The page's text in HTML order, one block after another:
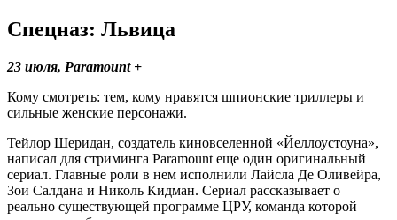
Спецназ: Львица
23 июля, Paramount +
Кому смотреть: тем, кому нравятся шпионские триллеры и
сильные женские персонажи.
Тейлор Шеридан, создатель киновселенной «Йеллоустоуна»,
написал для стриминга Paramount еще один оригинальный
сериал. Главные роли в нем исполнили Лайсла Де Оливейра,
Зои Салдана и Николь Кидман. Сериал рассказывает о
реально существующей программе ЦРУ, команда которой